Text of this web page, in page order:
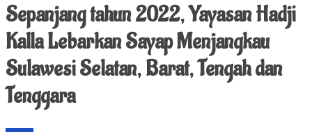
Sepanjang tahun 2022, Yayasan Hadji
Kalla Lebarkan Sayap Menjangkau
Sulawesi Selatan, Barat, Tengah dan
Tenggara